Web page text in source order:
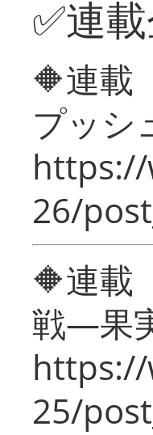
✅連
🔶連
プッシ
26/
🔶連載
戦―果
25/